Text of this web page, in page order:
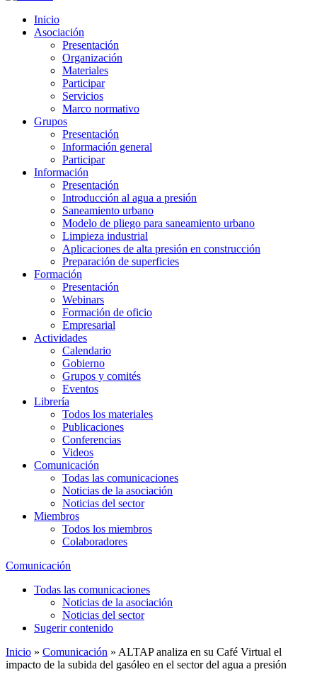
Inicio
Asociación
Presentación
Organización
Materiales
Participar
Servicios
Marco normativo
Grupos
Presentación
Información general
Participar
Información
Presentación
Introducción al agua a presión
Saneamiento urbano
Modelo de pliego para saneamiento urbano
Limpieza industrial
Aplicaciones de alta presión en construcción
Preparación de superficies
Formación
Presentación
Webinars
Formación de oficio
Empresarial
Actividades
Calendario
Gobierno
Grupos y comités
Eventos
Librería
Todos los materiales
Publicaciones
Conferencias
Videos
Comunicación
Todas las comunicaciones
Noticias de la asociación
Noticias del sector
Miembros
Todos los miembros
Colaboradores
Comunicación
Todas las comunicaciones
Noticias de la asociación
Noticias del sector
Sugerir contenido
Inicio » Comunicación » ALTAP analiza en su Café Virtual el
impacto de la subida del gasóleo en el sector del agua a presión